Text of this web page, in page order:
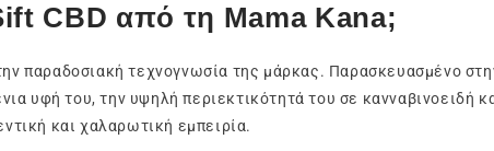
CBD από τη Mama Kana;
παραδοσιακή τεχνογνωσία της μάρκας. Παρασκευασμένο
υφή του, την υψηλή περιεκτικότητά του σε
και χαλαρωτική εμπειρία.